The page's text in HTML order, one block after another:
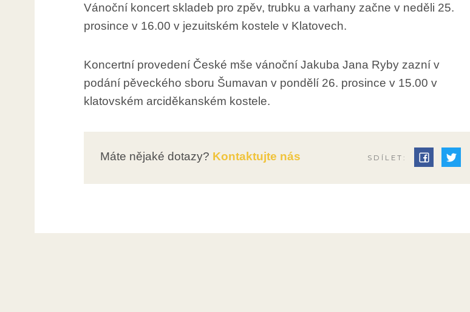
Vánoční koncert skladeb pro zpěv, trubku a varhany začne v neděli 25.
prosince v 16.00 v jezuitském kostele v Klatovech.
Koncertní provedení České mše vánoční Jakuba Jana Ryby zazní v
podání pěveckého sboru Šumavan v pondělí 26. prosince v 15.00 v
klatovském arciděkanském kostele.
Máte nějaké dotazy? Kontaktujte nás SDÍLET: